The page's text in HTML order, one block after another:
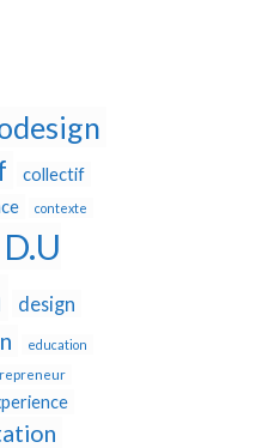
collectif
contexte
D.U
design
education